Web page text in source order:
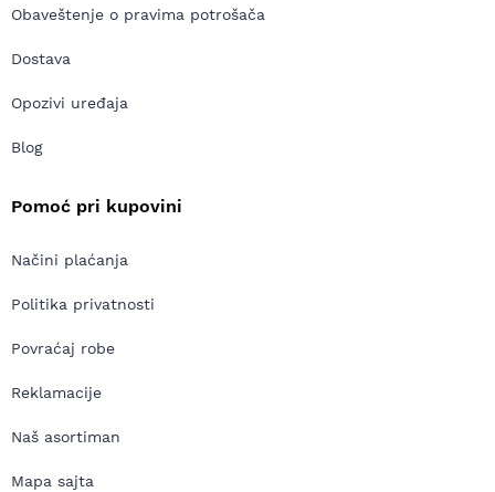
Obaveštenje o pravima potrošača
Dostava
Opozivi uređaja
Blog
Pomoć pri kupovini
Načini plaćanja
Politika privatnosti
Povraćaj robe
Reklamacije
Naš asortiman
Mapa sajta